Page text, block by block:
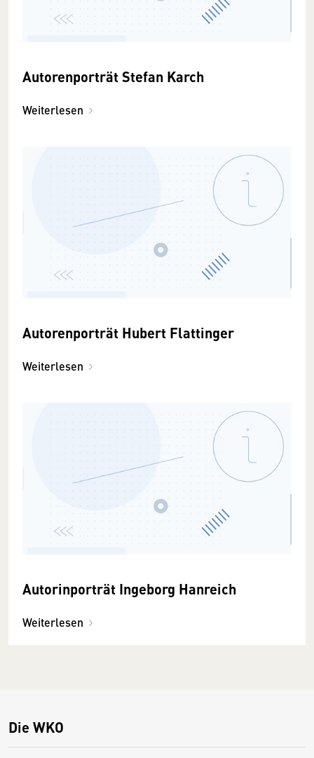
Autorenporträt Stefan Karch
Weiterlesen
Autorenporträt Hubert Flattinger
Weiterlesen
Autorinporträt Ingeborg Hanreich
Weiterlesen
Die WKO